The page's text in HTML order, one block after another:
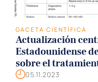
GACETA CIENTÍFICA
Actualización
Estadounidense
sobre el
paro cardíaco o
05.11.2023